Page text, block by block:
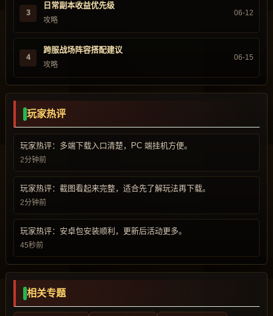
3
日常副本收益优先级
攻略
06-12
4
跨服战场阵容搭配建议
攻略
06-15
玩家热评
玩家热评：多端下载入口清楚，PC 端挂机方便。
2分钟前
玩家热评：截图看起来完整，适合先了解玩法再下载。
2分钟前
玩家热评：安卓包安装顺利，更新后活动更多。
45秒前
相关专题